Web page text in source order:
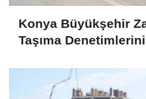
Konya Büyükşehir
Taşıma